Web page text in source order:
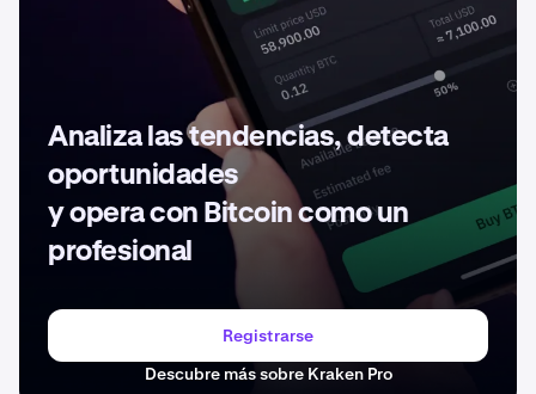
Analiza las tendencias, detecta
oportunidades
y opera con Bitcoin como un
profesional
Registrarse
Descubre más sobre Kraken Pro